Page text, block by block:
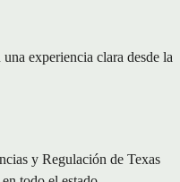
experiencia clara desde la
y Regulación de Texas